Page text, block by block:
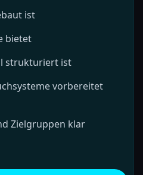
ist
bietet
strukturiert ist
vorbereitet
Zielgruppen klar